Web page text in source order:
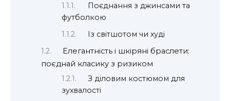
Поєднання з джинсами та
футболкою
Із світшотом чи худі
Елегантність і шкіряні браслети:
поєднай класику з ризиком
З діловим костюмом для
зухвалості